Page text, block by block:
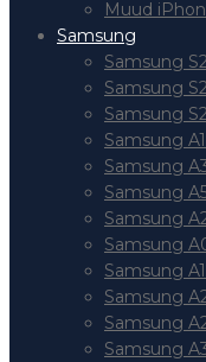
Muud
Samsung
Samsung
Samsung
Samsung
Samsung
Samsung
Samsung
Samsung
Samsung
Samsung
Samsung
Samsung
Samsung